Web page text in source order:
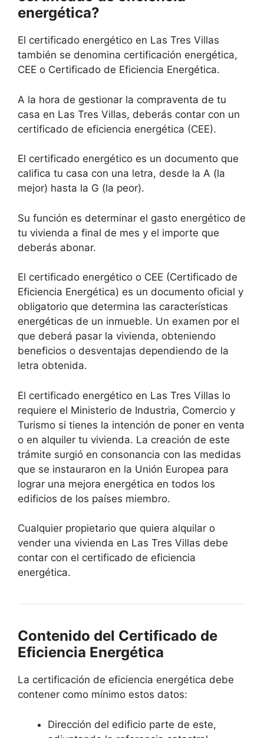
energética?
El certificado energético en Las Tres Villas
también se denomina certificación energética,
CEE o Certificado de Eficiencia Energética.
A la hora de gestionar la compraventa de tu
casa en Las Tres Villas, deberás contar con un
certificado de eficiencia energética (CEE).
El certificado energético es un documento que
califica tu casa con una letra, desde la A (la
mejor) hasta la G (la peor).
Su función es determinar el gasto energético de
tu vivienda a final de mes y el importe que
deberás abonar.
El certificado energético o CEE (Certificado de
Eficiencia Energética) es un documento oficial y
obligatorio que determina las características
energéticas de un inmueble. Un examen por el
que deberá pasar la vivienda, obteniendo
beneficios o desventajas dependiendo de la
letra obtenida.
El certificado energético en Las Tres Villas lo
requiere el Ministerio de Industria, Comercio y
Turismo si tienes la intención de poner en venta
o en alquiler tu vivienda. La creación de este
trámite surgió en consonancia con las medidas
que se instauraron en la Unión Europea para
lograr una mejora energética en todos los
edificios de los países miembro.
Cualquier propietario que quiera alquilar o
vender una vivienda en Las Tres Villas debe
contar con el certificado de eficiencia
energética.
Contenido del Certificado de
Eficiencia Energética
La certificación de eficiencia energética debe
contener como mínimo estos datos:
Dirección del edificio parte de este,